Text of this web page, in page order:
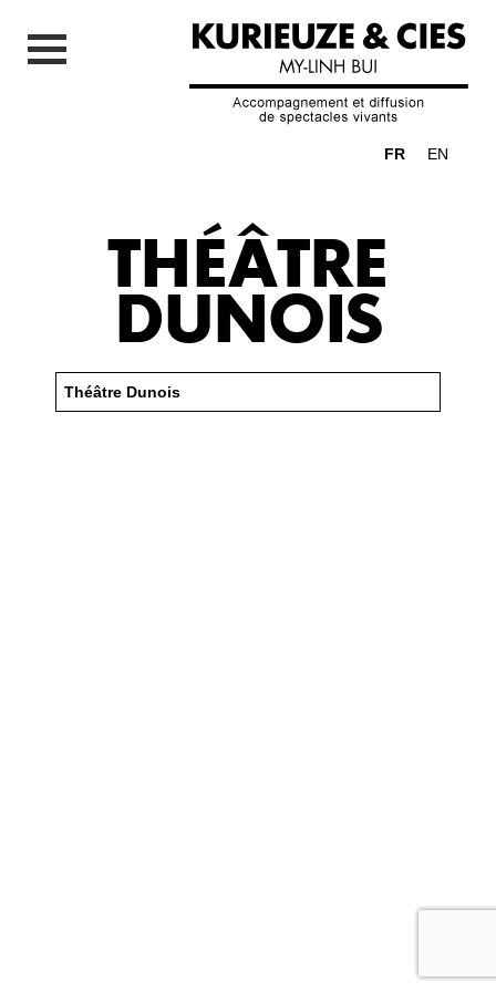
FR EN
THÉÂTRE
DUNOIS
Théâtre Dunois